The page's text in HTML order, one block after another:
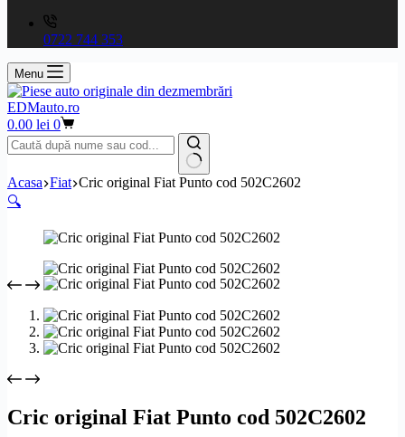
0722 744 353
Menu
EDMauto.ro
Coș
de
cumpărături
0.00 lei 0
Niciun
rezultat
Acasa Fiat Cric original Fiat Punto cod 502C2602
🔍
Cric original Fiat Punto cod 502C2602